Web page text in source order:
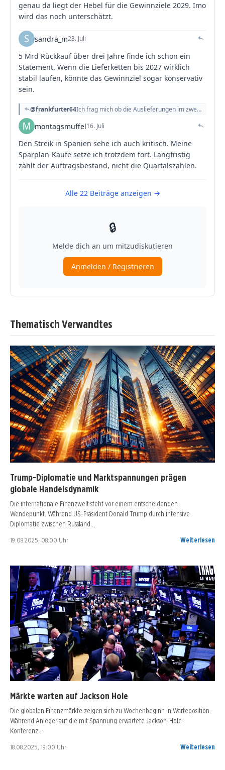
Thematisch Verwandtes
Trump-Diplomatie und Marktspannungen prägen
globale Handelsdynamik
Die internationale Finanzwelt steht vor einem entscheidenden
Wendepunkt. Während US-Präsident Donald Trump durch intensive
Diplomatie zwischen Russland…
19.08.2025, 08:00 Uhr Weiterlesen
Märkte warten auf Jackson Hole
Die globalen Finanzmärkte zeigen sich zu Wochenbeginn in Warteposition.
Während Anleger auf die mit Spannung erwartete Jackson-Hole-
Konferenz…
18.08.2025, 19:00 Uhr Weiterlesen